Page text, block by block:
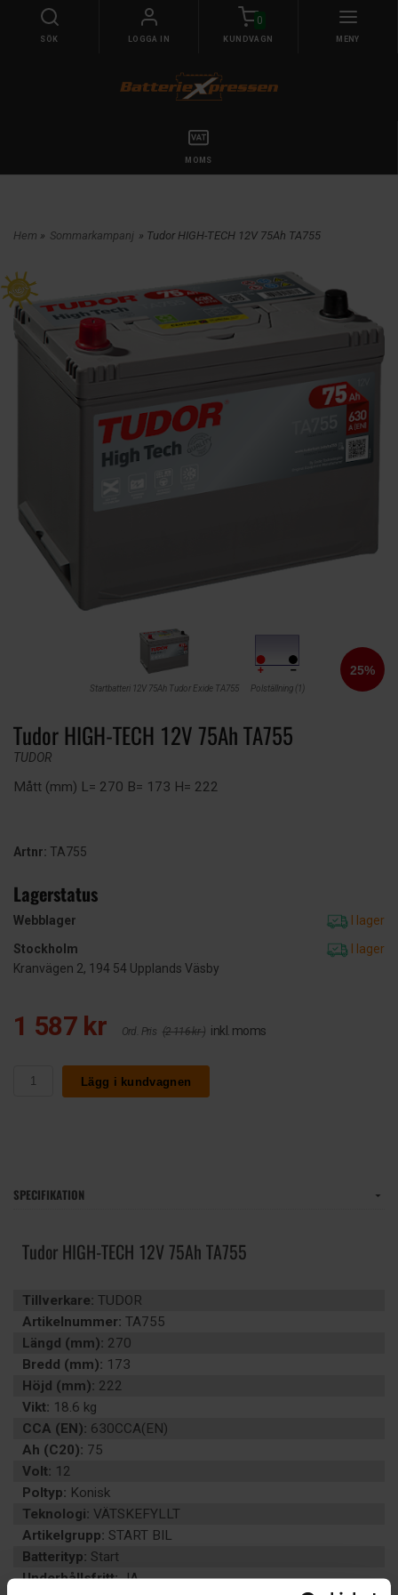
SÖK LOGGA IN
0
KUNDVAGN MENY
MOMS
Hem » Sommarkampanj » Tudor HIGH-TECH 12V 75Ah TA755
Startbatteri 12V 75Ah Tudor Exide TA755 Polställning (1)
Tudor HIGH-TECH 12V 75Ah TA755
TUDOR
Mått (mm) L= 270 B= 173 H= 222
Artnr: TA755
Lagerstatus
Webblager
I lager
Stockholm
I lager
Kranvägen 2, 194 54 Upplands Väsby
1 587 kr Ord. Pris (2 116 kr ) inkl. moms
Lägg i kundvagnen
SPECIFIKATION
Tudor HIGH-TECH 12V 75Ah TA755
Tillverkare: TUDOR
Artikelnummer: TA755
Längd (mm): 270
Bredd (mm): 173
Höjd (mm): 222
Vikt: 18.6 kg
CCA (EN): 630CCA(EN)
Ah (C20): 75
Volt: 12
Poltyp: Konisk
Teknologi: VÄTSKEFYLLT
Artikelgrupp: START BIL
Batterityp: Start
Underhållsfritt:JA